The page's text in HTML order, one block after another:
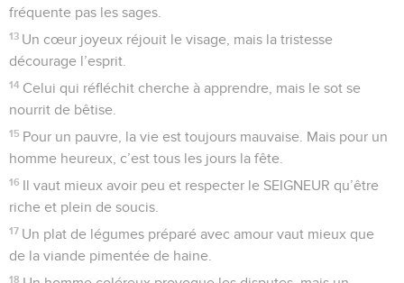
fréquente pas les sages.
13 Un cœur joyeux réjouit le visage, mais la tristesse
décourage l’esprit.
14 Celui qui réfléchit cherche à apprendre, mais le sot se
nourrit de bêtise.
15 Pour un pauvre, la vie est toujours mauvaise. Mais pour un
homme heureux, c’est tous les jours la fête.
16 Il vaut mieux avoir peu et respecter le SEIGNEUR qu’être
riche et plein de soucis.
17 Un plat de légumes préparé avec amour vaut mieux que
de la viande pimentée de haine.
18